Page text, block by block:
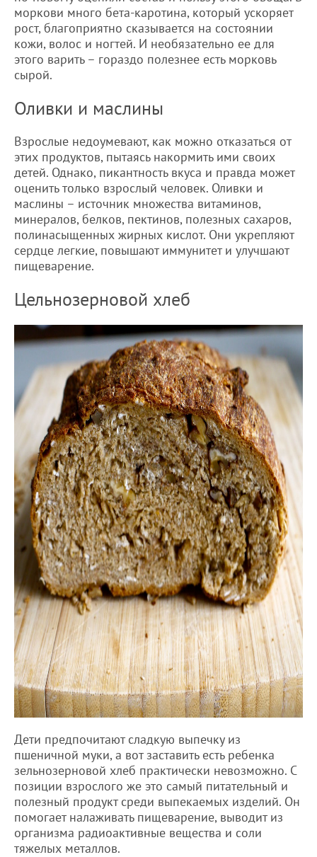
моркови много бета-каротина, который ускоряет
рост, благоприятно сказывается на состоянии
кожи, волос и ногтей. И необязательно ее для
этого варить – гораздо полезнее есть морковь
сырой.
Оливки и маслины
Взрослые недоумевают, как можно отказаться от
этих продуктов, пытаясь накормить ими своих
детей. Однако, пикантность вкуса и правда может
оценить только взрослый человек. Оливки и
маслины – источник множества витаминов,
минералов, белков, пектинов, полезных сахаров,
полинасыщенных жирных кислот. Они укрепляют
сердце легкие, повышают иммунитет и улучшают
пищеварение.
Цельнозерновой хлеб
Дети предпочитают сладкую выпечку из
пшеничной муки, а вот заставить есть ребенка
зельнозерновой хлеб практически невозможно. С
позиции взрослого же это самый питательный и
полезный продукт среди выпекаемых изделий. Он
помогает налаживать пищеварение, выводит из
организма радиоактивные вещества и соли
тяжелых металлов.